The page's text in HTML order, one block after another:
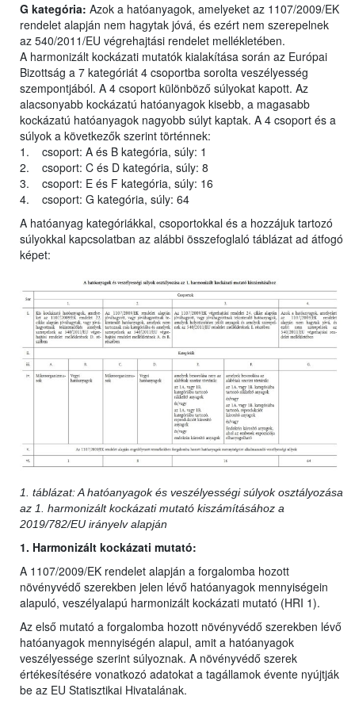
G kategória: Azok a hatóanyagok, amelyeket az 1107/2009/EK
rendelet alapján nem hagytak jóvá, és ezért nem szerepelnek
az 540/2011/EU végrehajtási rendelet mellékletében.
A harmonizált kockázati mutatók kialakítása során az Európai
Bizottság a 7 kategóriát 4 csoportba sorolta veszélyesség
szempontjából. A 4 csoport különböző súlyokat kapott. Az
alacsonyabb kockázatú hatóanyagok kisebb, a magasabb
kockázatú hatóanyagok nagyobb súlyt kaptak. A 4 csoport és a
súlyok a következők szerint történnek:
1. csoport: A és B kategória, súly: 1
2. csoport: C és D kategória, súly: 8
3. csoport: E és F kategória, súly: 16
4. csoport: G kategória, súly: 64
A hatóanyag kategóriákkal, csoportokkal és a hozzájuk tartozó
súlyokkal kapcsolatban az alábbi összefoglaló táblázat ad átfogó
képet:
1. táblázat: A hatóanyagok és veszélyességi súlyok osztályozása
az 1. harmonizált kockázati mutató kiszámításához a
2019/782/EU irányelv alapján
1. Harmonizált kockázati mutató:
A 1107/2009/EK rendelet alapján a forgalomba hozott
növényvédő szerekben jelen lévő hatóanyagok mennyiségein
alapuló, veszélyalapú harmonizált kockázati mutató (HRI 1).
Az első mutató a forgalomba hozott növényvédő szerekben lévő
hatóanyagok mennyiségén alapul, amit a hatóanyagok
veszélyessége szerint súlyoznak. A növényvédő szerek
értékesítésére vonatkozó adatokat a tagállamok évente nyújtják
be az EU Statisztikai Hivatalának.